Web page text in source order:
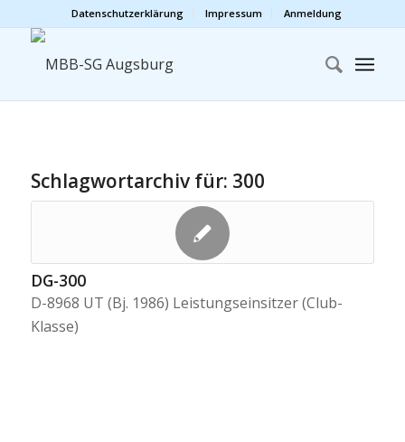
Datenschutzerklärung Impressum Anmeldung
Schlagwortarchiv für: 300
DG-300
D-8968 UT (Bj. 1986) Leistungseinsitzer (Club-
Klasse)